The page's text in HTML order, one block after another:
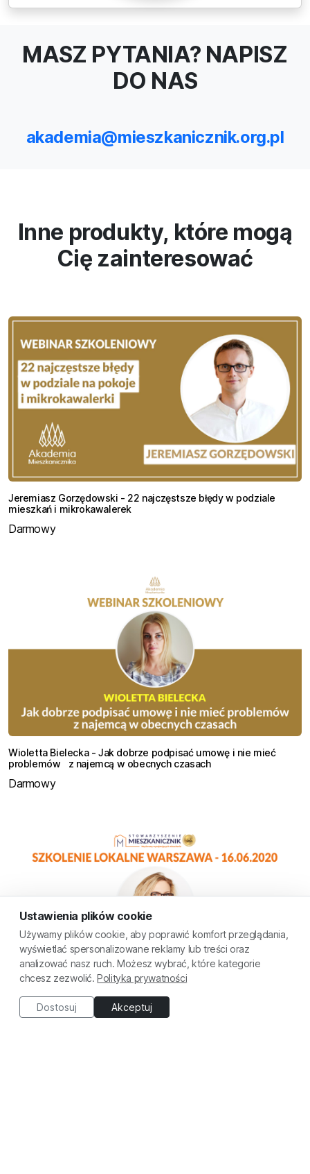
MASZ PYTANIA? NAPISZ
DO NAS
akademia@mieszkanicznik.org.pl
Inne produkty, które mogą
Cię zainteresować
Jeremiasz Gorzędowski - 22 najczęstsze błędy w podziale
mieszkań i mikrokawalerek
Darmowy
Wioletta Bielecka - Jak dobrze podpisać umowę i nie mieć
problemów z najemcą w obecnych czasach
Darmowy
Marta Gadzińska - 7 sposobów na zapobieganie pustostanom
Ustawienia plików cookie
Używamy plików cookie, aby poprawić komfort przeglądania,
wyświetlać spersonalizowane reklamy lub treści oraz
analizować nasz ruch. Możesz wybrać, które kategorie
chcesz zezwolić.Polityka prywatności
Dostosuj Akceptuj